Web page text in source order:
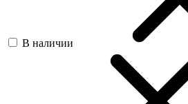
В наличии